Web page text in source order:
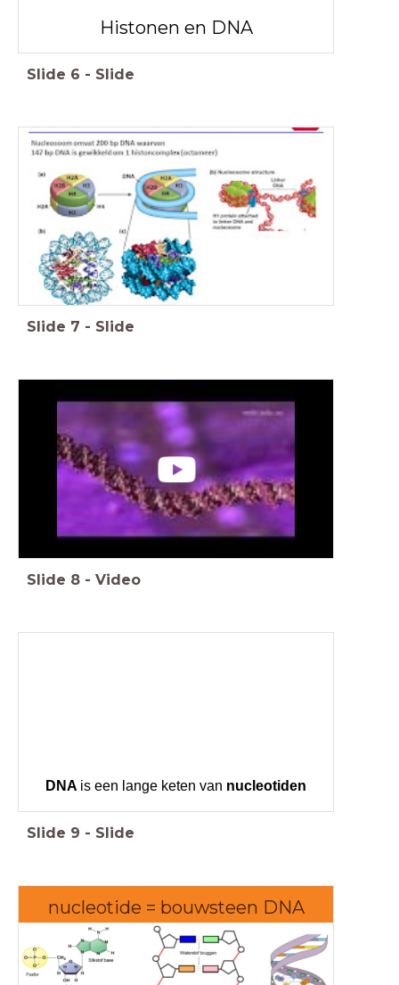
Histonen en DNA
Slide 6 - Slide
Slide 7 - Slide
Slide 8 - Video
DNA is een lange keten van nucleotiden
Slide 9 - Slide
nucleotide = bouwsteen DNA